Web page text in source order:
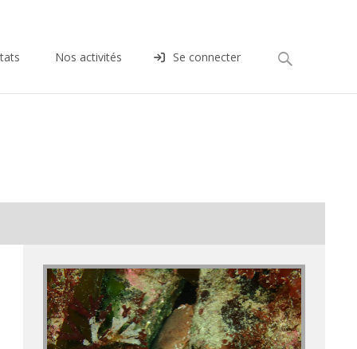
Nos activités Se connecter Rechercher :